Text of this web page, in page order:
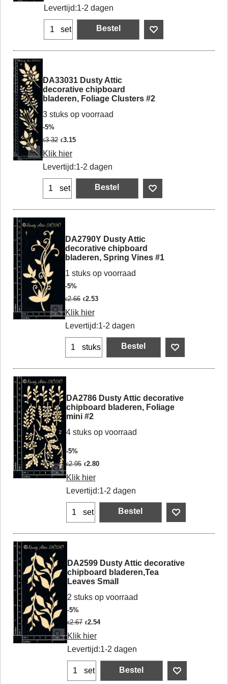
Levertijd:1-2 dagen
set Bestel
DA33031 Dusty Attic
decorative chipboard
bladeren, Foliage Clusters #2
3 stuks op voorraad
-5%
€3.32 €3.15
Klik hier
Levertijd:1-2 dagen
set Bestel
DA2790Y Dusty Attic
decorative chipboard
bladeren, Spring Vines #1
1 stuks op voorraad
-5%
€2.66 €2.53
Klik hier
Levertijd:1-2 dagen
stuks Bestel
DA2786 Dusty Attic decorative
chipboard bladeren, Foliage
mini #2
4 stuks op voorraad
-5%
€2.95 €2.80
Klik hier
Levertijd:1-2 dagen
set Bestel
DA2599 Dusty Attic decorative
chipboard bladeren,Tea
Leaves Small
2 stuks op voorraad
-5%
€2.67 €2.54
Klik hier
Levertijd:1-2 dagen
set Bestel